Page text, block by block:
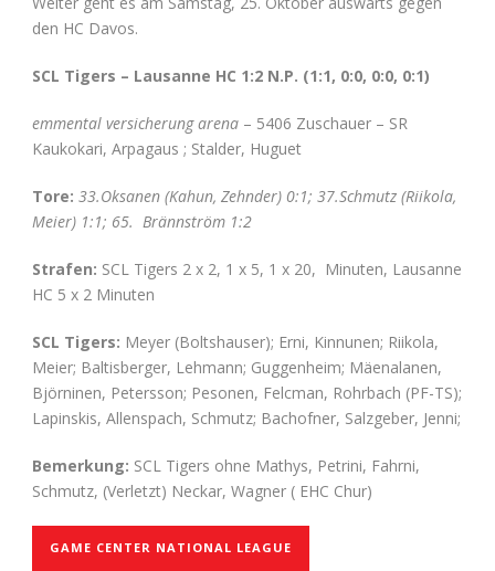
den HC Davos.
SCL Tigers – Lausanne HC 1:2 N.P. (1:1, 0:0, 0:0, 0:1)
emmental versicherung arena – 5406 Zuschauer – SR
Kaukokari, Arpagaus ; Stalder, Huguet
Tore: 33.Oksanen (Kahun, Zehnder) 0:1; 37.Schmutz (Riikola,
Meier) 1:1; 65. Brännström 1:2
Strafen: SCL Tigers 2 x 2, 1 x 5, 1 x 20, Minuten, Lausanne
HC 5 x 2 Minuten
SCL Tigers: Meyer (Boltshauser); Erni, Kinnunen; Riikola,
Meier; Baltisberger, Lehmann; Guggenheim; Mäenalanen,
Björninen, Petersson; Pesonen, Felcman, Rohrbach (PF-TS);
Lapinskis, Allenspach, Schmutz; Bachofner, Salzgeber, Jenni;
Bemerkung: SCL Tigers ohne Mathys, Petrini, Fahrni,
Schmutz, (Verletzt) Neckar, Wagner ( EHC Chur)
GAME CENTER NATIONAL LEAGUE